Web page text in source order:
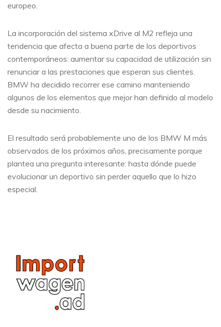
europeo.
La incorporación del sistema xDrive al M2 refleja una
tendencia que afecta a buena parte de los deportivos
contemporáneos: aumentar su capacidad de utilización sin
renunciar a las prestaciones que esperan sus clientes.
BMW ha decidido recorrer ese camino manteniendo
algunos de los elementos que mejor han definido al modelo
desde su nacimiento.
El resultado será probablemente uno de los BMW M más
observados de los próximos años, precisamente porque
plantea una pregunta interesante: hasta dónde puede
evolucionar un deportivo sin perder aquello que lo hizo
especial.